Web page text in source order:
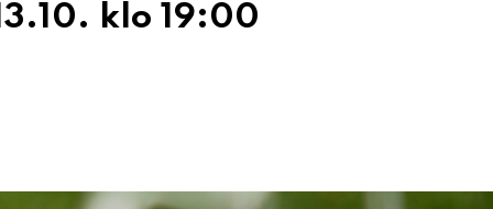
klo 19:00